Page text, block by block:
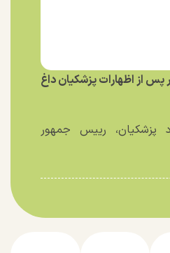
از اظهارات پزشکیان داغ
پزشکیان، رییس جمهور